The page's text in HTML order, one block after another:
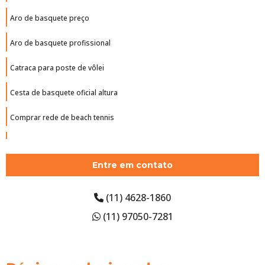
Aro de basquete preço
Aro de basquete profissional
Catraca para poste de vôlei
Cesta de basquete oficial altura
Comprar rede de beach tennis
Empresa de piso monolítico
Estrutura de basquete oficial
Entre em contato
(11) 4628-1860
(11) 97050-7281